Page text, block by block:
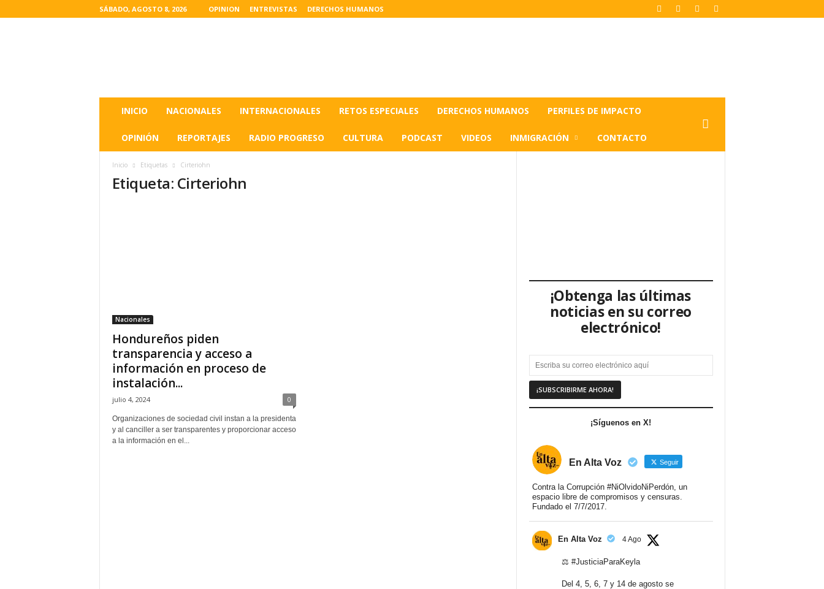
SÁBADO, AGOSTO 8, 2026 OPINION ENTREVISTAS DERECHOS HUMANOS
INICIO NACIONALES INTERNACIONALES RETOS ESPECIALES DERECHOS HUMANOS PERFILES DE IMPACTO
OPINIÓN REPORTAJES RADIO PROGRESO CULTURA PODCAST VIDEOS INMIGRACIÓN CONTACTO
Inicio Etiquetas Cirteriohn
Etiqueta: Cirteriohn
Nacionales
Hondureños piden
transparencia y acceso a
información en proceso de
instalación...
julio 4, 2024 0
Organizaciones de sociedad civil instan a la presidenta
y al canciller a ser transparentes y proporcionar acceso
a la información en el...
¡Obtenga las últimas
noticias en su correo
electrónico!
¡Síguenos en X!
En Alta Voz Seguir
Contra la Corrupción #NiOlvidoNiPerdón, un
espacio libre de compromisos y censuras.
Fundado el 7/7/2017.
En Alta Voz 4 Ago
⚖️ #JusticiaParaKeyla
Del 4, 5, 6, 7 y 14 de agosto se